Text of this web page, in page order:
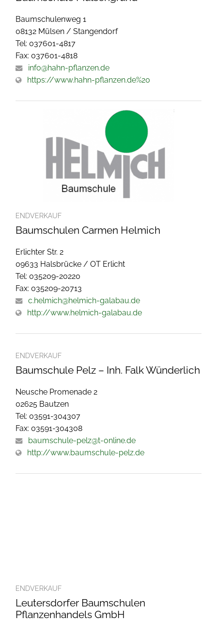
Baumschulenweg 1
08132 Mülsen / Stangendorf
Tel: 037601-4817
Fax: 037601-4818
info@hahn-pflanzen.de
https://www.hahn-pflanzen.de%20
ENDVERKAUF
Baumschulen Carmen Helmich
Erlichter Str. 2
09633 Halsbrücke / OT Erlicht
Tel: 035209-20220
Fax: 035209-20713
c.helmich@helmich-galabau.de
http://www.helmich-galabau.de
ENDVERKAUF
Baumschule Pelz – Inh. Falk Wünderlich
Neusche Promenade 2
02625 Bautzen
Tel: 03591-304307
Fax: 03591-304308
baumschule-pelz@t-online.de
http://www.baumschule-pelz.de
ENDVERKAUF
Leutersdorfer Baumschulen
Pflanzenhandels GmbH